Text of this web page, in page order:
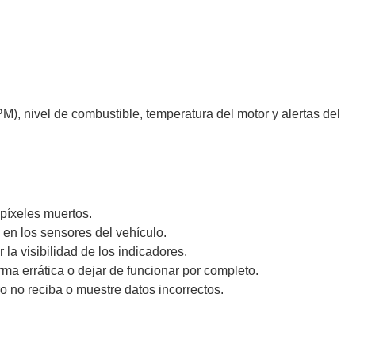
nivel de combustible, temperatura del motor y alertas del
muertos.
los sensores del vehículo.
la visibilidad de los indicadores.
errática o dejar de funcionar por completo.
no reciba o muestre datos incorrectos.